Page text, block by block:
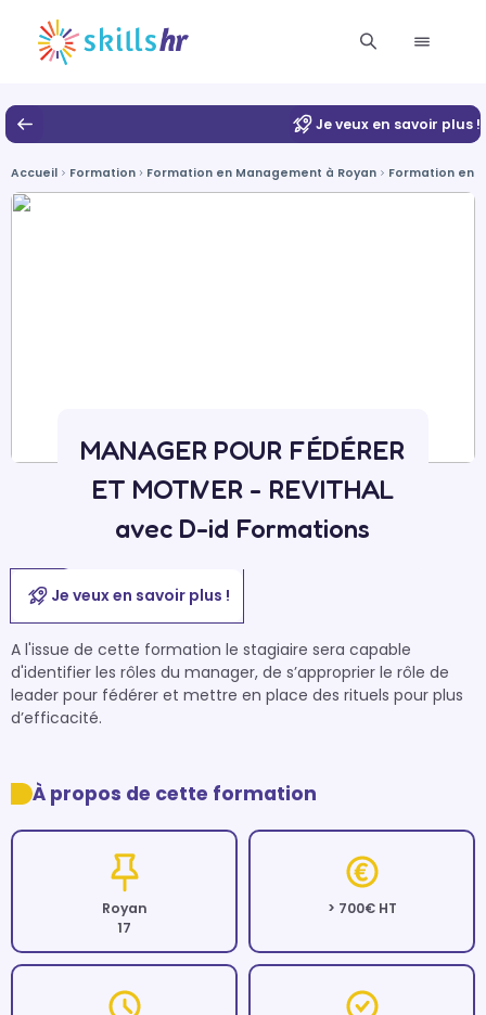
Je veux en savoir plus !
Accueil Formation Formation en Management à Royan Formation en
MANAGER POUR FÉDÉRER
ET MOTIVER - REVITHAL
avec D-id Formations
Je veux en savoir plus !
A l'issue de cette formation le stagiaire sera capable
d'identifier les rôles du manager, de s’approprier le rôle de
leader pour fédérer et mettre en place des rituels pour plus
d’efficacité.
À propos de cette formation
Royan
17
> 700€ HT